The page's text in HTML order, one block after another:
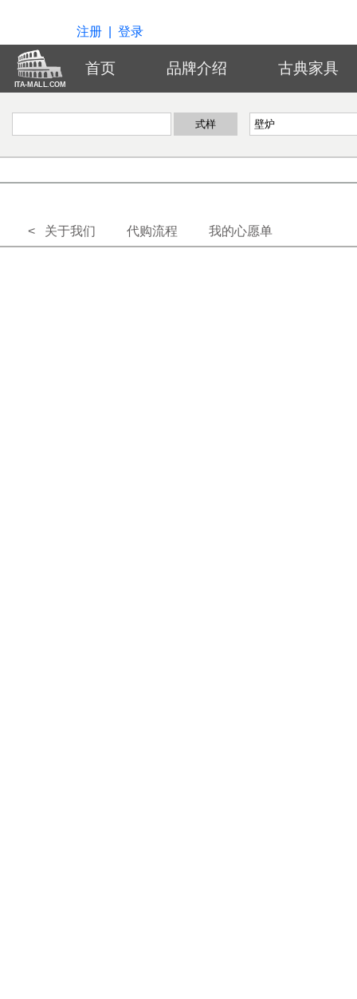
注册 登录
ITA-MALL.COM
首页 品牌介绍 古典家具
< 关于我们 代购流程 我的心愿单